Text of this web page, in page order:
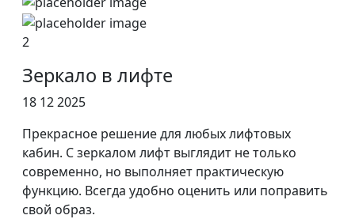
2
Зеркало в лифте
18 12 2025
Прекрасное решение для любых лифтовых
кабин. С зеркалом лифт выглядит не только
современно, но выполняет практическую
функцию. Всегда удобно оценить или поправить
свой образ.